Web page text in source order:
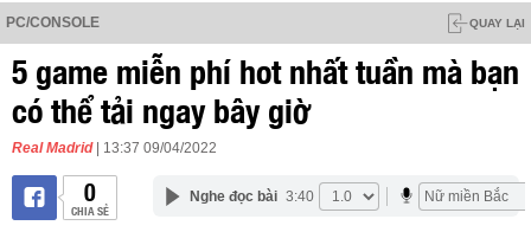
PC/CONSOLE QUAY LẠI
5 game miễn phí hot nhất tuần mà bạn
có thể tải ngay bây giờ
Real Madrid | 13:37 09/04/2022
0
CHIA SẺ
Nghe đọc bài 3:40